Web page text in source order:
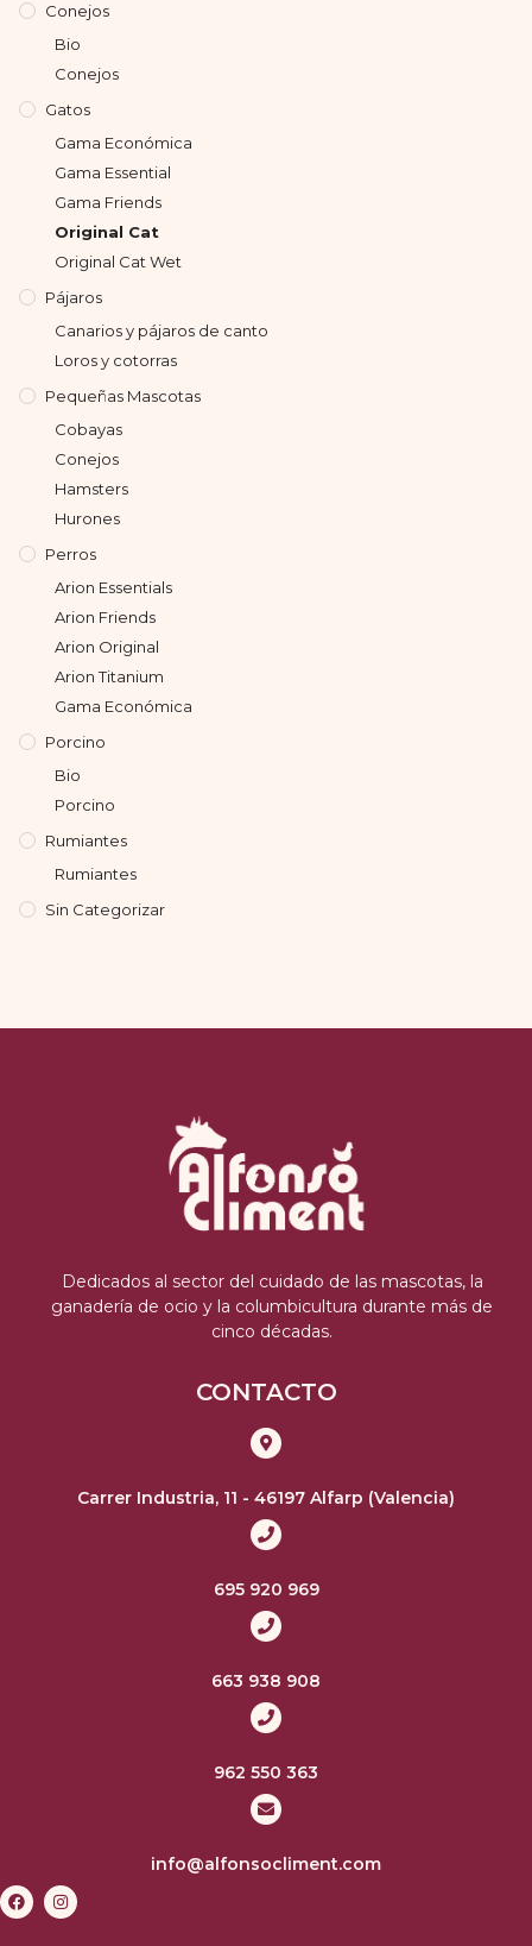
Conejos
Bio
Conejos
Gatos
Gama Económica
Gama Essential
Gama Friends
Original Cat
Original Cat Wet
Pájaros
Canarios y pájaros de canto
Loros y cotorras
Pequeñas Mascotas
Cobayas
Conejos
Hamsters
Hurones
Perros
Arion Essentials
Arion Friends
Arion Original
Arion Titanium
Gama Económica
Porcino
Bio
Porcino
Rumiantes
Rumiantes
Sin Categorizar
Dedicados al sector del cuidado de las mascotas, la
ganadería de ocio y la columbicultura durante más de
cinco décadas.
CONTACTO
Carrer Industria, 11 - 46197 Alfarp (Valencia)
695 920 969
663 938 908
962 550 363
info@alfonsocliment.com